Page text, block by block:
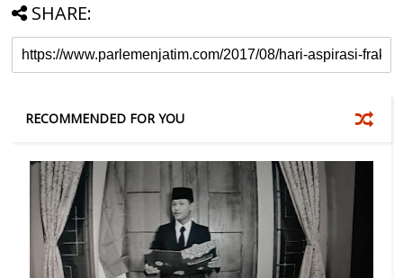
SHARE:
RECOMMENDED FOR YOU